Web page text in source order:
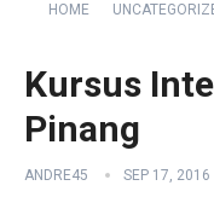
HOME
Kursus
Pinang
ANDRE45 SEP 17, 2016